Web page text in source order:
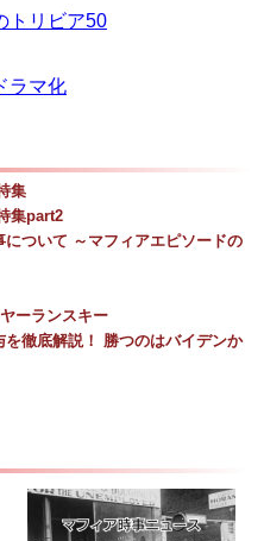
トリビア50
ラマ化
集
集part2
ついて ～マフィアエピソードの
ーランスキー
徹底解説！ 勝つのはバイデンか